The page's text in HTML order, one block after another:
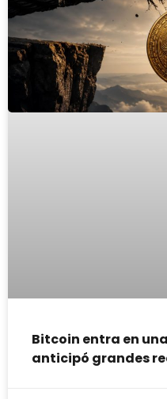
Bitcoin entra en
anticipó grandes